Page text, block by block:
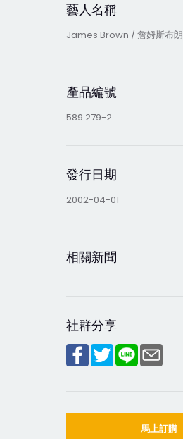
藝人名稱
James Brown / 詹姆斯布朗
產品編號
589 279-2
發行日期
2002-04-01
相關新聞
社群分享
馬上訂購